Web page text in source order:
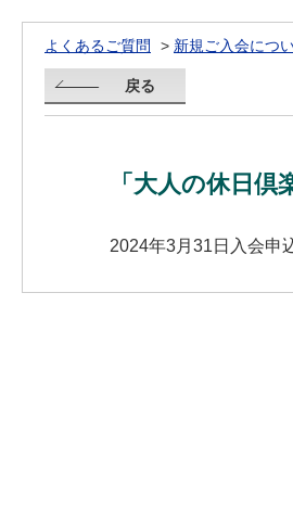
よくあるご質問 > 新規ご入会につ
戻る
「大人の休日
2024年3月31日入会申